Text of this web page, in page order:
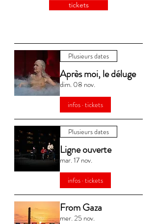
tickets
Plusieurs dates
Après moi, le déluge
dim. 08 nov.
infos · tickets
Plusieurs dates
Ligne ouverte
mar. 17 nov.
infos · tickets
From Gaza
mer. 25 nov.